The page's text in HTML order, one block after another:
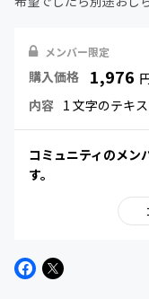
メンバー限定
購入価格 1,976
内容 1 文字のテキ
コミュニティのメン
す。